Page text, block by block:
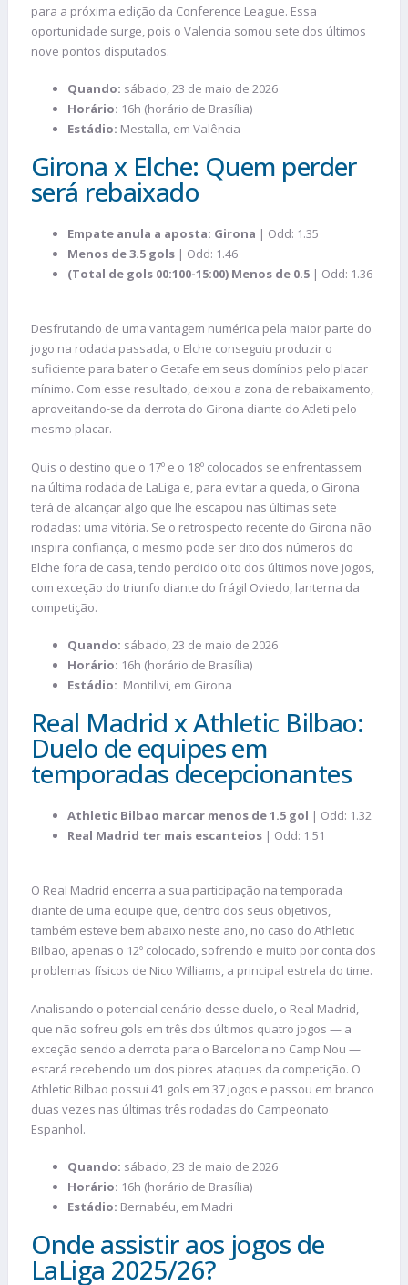
para a próxima edição da Conference League. Essa
oportunidade surge, pois o Valencia somou sete dos últimos
nove pontos disputados.
Quando: sábado, 23 de maio de 2026
Horário: 16h (horário de Brasília)
Estádio: Mestalla, em Valência
Girona x Elche: Quem perder
será rebaixado
Empate anula a aposta: Girona | Odd: 1.35
Menos de 3.5 gols | Odd: 1.46
(Total de gols 00:100-15:00) Menos de 0.5 | Odd: 1.36
Desfrutando de uma vantagem numérica pela maior parte do
jogo na rodada passada, o Elche conseguiu produzir o
suficiente para bater o Getafe em seus domínios pelo placar
mínimo. Com esse resultado, deixou a zona de rebaixamento,
aproveitando-se da derrota do Girona diante do Atleti pelo
mesmo placar.
Quis o destino que o 17º e o 18º colocados se enfrentassem
na última rodada de LaLiga e, para evitar a queda, o Girona
terá de alcançar algo que lhe escapou nas últimas sete
rodadas: uma vitória. Se o retrospecto recente do Girona não
inspira confiança, o mesmo pode ser dito dos números do
Elche fora de casa, tendo perdido oito dos últimos nove jogos,
com exceção do triunfo diante do frágil Oviedo, lanterna da
competição.
Quando: sábado, 23 de maio de 2026
Horário: 16h (horário de Brasília)
Estádio: Montilivi, em Girona
Real Madrid x Athletic Bilbao:
Duelo de equipes em
temporadas decepcionantes
Athletic Bilbao marcar menos de 1.5 gol | Odd: 1.32
Real Madrid ter mais escanteios | Odd: 1.51
O Real Madrid encerra a sua participação na temporada
diante de uma equipe que, dentro dos seus objetivos,
também esteve bem abaixo neste ano, no caso do Athletic
Bilbao, apenas o 12º colocado, sofrendo e muito por conta dos
problemas físicos de Nico Williams, a principal estrela do time.
Analisando o potencial cenário desse duelo, o Real Madrid,
que não sofreu gols em três dos últimos quatro jogos — a
exceção sendo a derrota para o Barcelona no Camp Nou —
estará recebendo um dos piores ataques da competição. O
Athletic Bilbao possui 41 gols em 37 jogos e passou em branco
duas vezes nas últimas três rodadas do Campeonato
Espanhol.
Quando: sábado, 23 de maio de 2026
Horário: 16h (horário de Brasília)
Estádio: Bernabéu, em Madri
Onde assistir aos jogos de
LaLiga 2025/26?